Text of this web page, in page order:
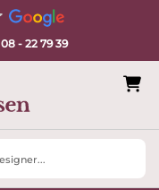
08 - 22 79 39